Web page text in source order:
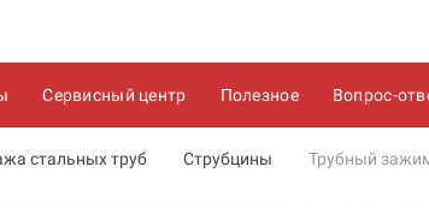
Сервисный центр Полезное Вопрос-
стальных труб Струбцины Трубный